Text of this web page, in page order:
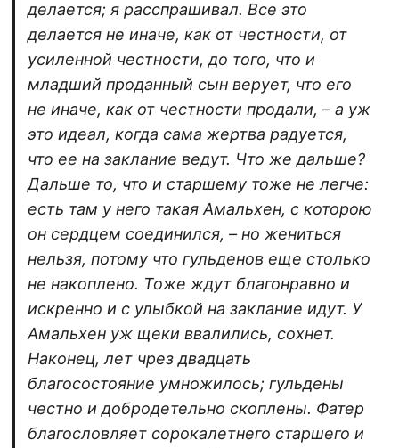
делается; я расспрашивал. Все это
делается не иначе, как от честности, от
усиленной честности, до того, что и
младший проданный сын верует, что его
не иначе, как от честности продали, – а уж
это идеал, когда сама жертва радуется,
что ее на заклание ведут. Что же дальше?
Дальше то, что и старшему тоже не легче:
есть там у него такая Амальхен, с которою
он сердцем соединился, – но жениться
нельзя, потому что гульденов еще столько
не накоплено. Тоже ждут благонравно и
искренно и с улыбкой на заклание идут. У
Амальхен уж щеки ввалились, сохнет.
Наконец, лет чрез двадцать
благосостояние умножилось; гульдены
честно и добродетельно скоплены. Фатер
благословляет сорокалетнего старшего и